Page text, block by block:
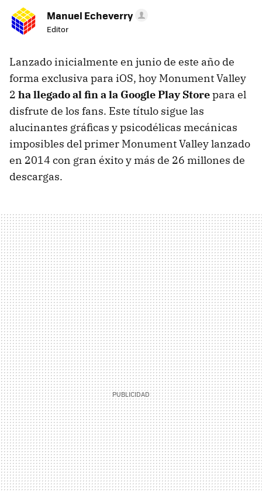
Manuel Echeverry
Editor
Lanzado inicialmente en junio de este año de
forma exclusiva para iOS, hoy Monument Valley
2 ha llegado al fin a la Google Play Storepara el
disfrute de los fans. Este título sigue las
alucinantes gráficas y psicodélicas mecánicas
imposibles del primer Monument Valley lanzado
en 2014 con gran éxito y más de 26 millones de
descargas.